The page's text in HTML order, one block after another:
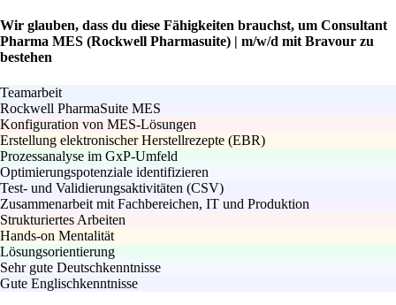
Wir glauben, dass du diese Fähigkeiten brauchst, um Consultant
Pharma MES (Rockwell Pharmasuite) | m/w/d mit Bravour zu
bestehen
Teamarbeit
Rockwell PharmaSuite MES
Konfiguration von MES-Lösungen
Erstellung elektronischer Herstellrezepte (EBR)
Prozessanalyse im GxP-Umfeld
Optimierungspotenziale identifizieren
Test- und Validierungsaktivitäten (CSV)
Zusammenarbeit mit Fachbereichen, IT und Produktion
Strukturiertes Arbeiten
Hands-on Mentalität
Lösungsorientierung
Sehr gute Deutschkenntnisse
Gute Englischkenntnisse